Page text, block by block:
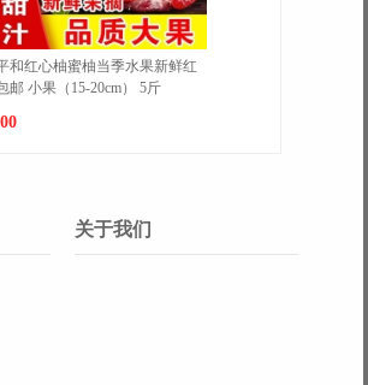
南极人内裤 xxxl 黑色加黑色加深灰加
深灰
¥ 25.00
关于我们